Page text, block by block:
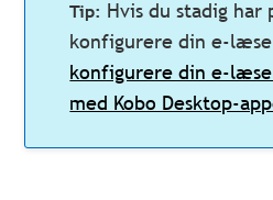
Hvis du stadig
konfigurere din e-
konfigurere din e-
med Kobo Desktop-